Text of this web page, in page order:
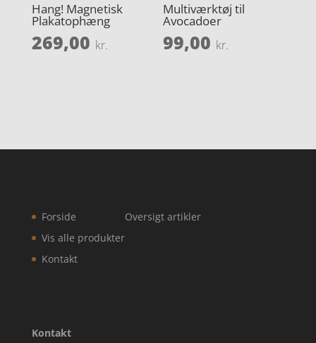
Hang! Magnetisk
Plakatophæng
269,00 kr.
Multiværktøj til
Avocadoer
99,00 kr.
Forside
Vis alle produkter
Kontakt
Oversigt artikler
Kontakt